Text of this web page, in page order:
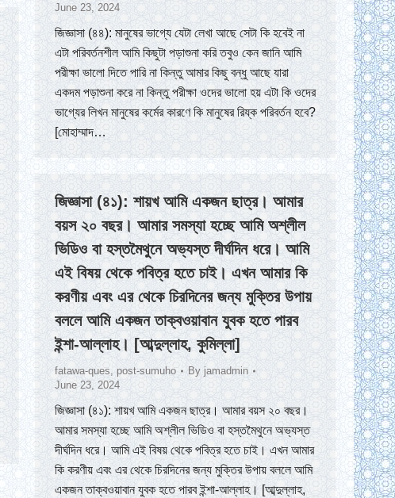
June 23, 2024
জিজ্ঞাসা (৪৪): মানুষের ভাগ্যে যেটা লেখা আছে সেটা কি হবেই না
এটা পরিবর্তনশীল আমি কিছুটা পড়াশুনা করি তবুও কেন জানি আমি
পরীক্ষা ভালো দিতে পারি না কিন্তু আমার কিছু বন্ধু আছে যারা
একদম পড়াশুনা করে না কিন্তু পরীক্ষা ওদের ভালো হয় এটা কি ওদের
ভাগ্যের লিখন মানুষের কর্মের কারণে কি মানুষের রিয্ক পরিবর্তন হবে?
[মোহাম্মাদ…
জিজ্ঞাসা (৪১): শায়খ আমি একজন ছাত্র। আমার
বয়স ২০ বছর। আমার সমস্যা হচ্ছে আমি অশ্লীল
ভিডিও বা হস্তমৈথুনে অভ্যস্ত দীর্ঘদিন ধরে। আমি
এই বিষয় থেকে পবিত্র হতে চাই। এখন আমার কি
করণীয় এবং এর থেকে চিরদিনের জন্য মুক্তির উপায়
বললে আমি একজন তাক্বওয়াবান যুবক হতে পারব
ইন্শা-আল্লাহ। [আব্দুল্লাহ, কুমিল্লা]
fatawa-ques, post-sumuho By jamadmin
June 23, 2024
জিজ্ঞাসা (৪১): শায়খ আমি একজন ছাত্র। আমার বয়স ২০ বছর।
আমার সমস্যা হচ্ছে আমি অশ্লীল ভিডিও বা হস্তমৈথুনে অভ্যস্ত
দীর্ঘদিন ধরে। আমি এই বিষয় থেকে পবিত্র হতে চাই। এখন আমার
কি করণীয় এবং এর থেকে চিরদিনের জন্য মুক্তির উপায় বললে আমি
একজন তাক্বওয়াবান যুবক হতে পারব ইন্শা-আল্লাহ। [আব্দুল্লাহ,